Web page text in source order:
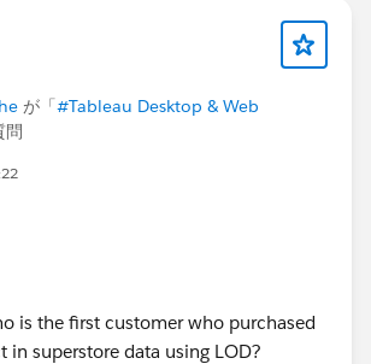
が「#Tableau Desktop & Web
問
is the first customer who purchased
in superstore data using LOD?